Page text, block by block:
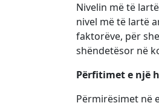
Nivelin më të
nivel më të lartë
faktorëve, për
shëndetësor në
Përfitimet e një
Përmirësimet në